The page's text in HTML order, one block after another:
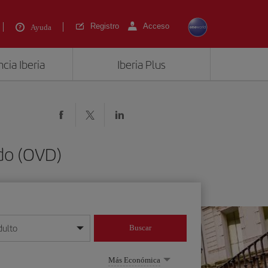
Ayuda Registro Acceso
Iberia Iberia Plus
(OVD)
mes/año
Buscar
Más Económica